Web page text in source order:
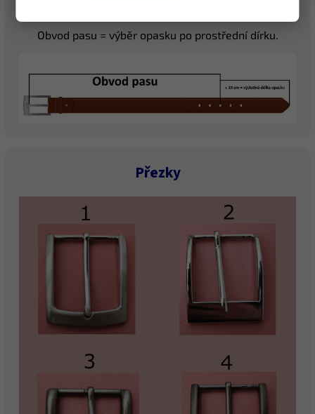
Obvod pasu = výběr opasku po prostřední dírku.
Přezky